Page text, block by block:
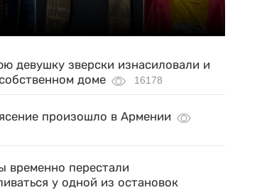
девушку зверски изнасиловали и
доме
16178
произошло в Армении
временно перестали
у одной из остановок